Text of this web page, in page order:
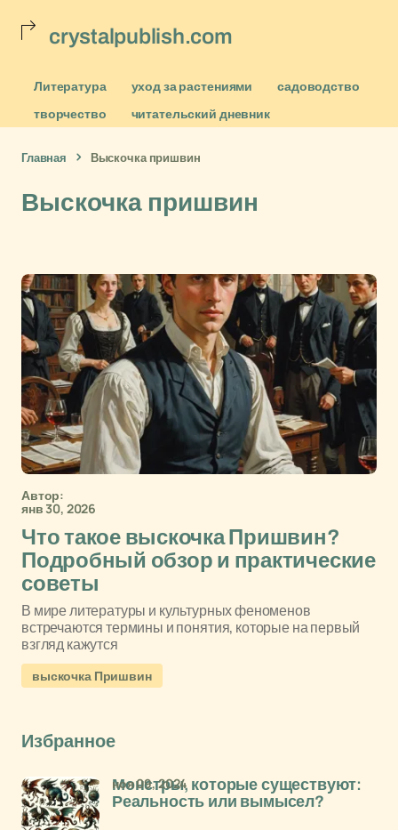
crystalpublish.com
Литература уход за растениями
садоводство
творчество
читательский дневник
Главная Выскочка пришвин
Выскочка пришвин
Автор:
янв 30, 2026
Что такое выскочка Пришвин?
Подробный обзор и практические
советы
В мире литературы и культурных феноменов
встречаются термины и понятия, которые на первый
взгляд кажутся
выскочка Пришвин
Избранное
Монстры, которые существуют:
Реальность или вымысел?
ноя 09, 2024